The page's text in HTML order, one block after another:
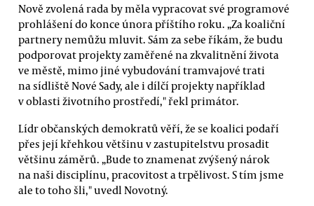
Nově zvolená rada by měla vypracovat své programové
prohlášení do konce února příštího roku. „Za koaliční
partnery nemůžu mluvit. Sám za sebe říkám, že budu
podporovat projekty zaměřené na zkvalitnění života
ve městě, mimo jiné vybudování tramvajové trati
na sídliště Nové Sady, ale i dílčí projekty například
v oblasti životního prostředí," řekl primátor.
Lídr občanských demokratů věří, že se koalici podaří
přes její křehkou většinu v zastupitelstvu prosadit
většinu záměrů. „Bude to znamenat zvýšený nárok
na naši disciplínu, pracovitost a trpělivost. S tím jsme
ale to toho šli," uvedl Novotný.